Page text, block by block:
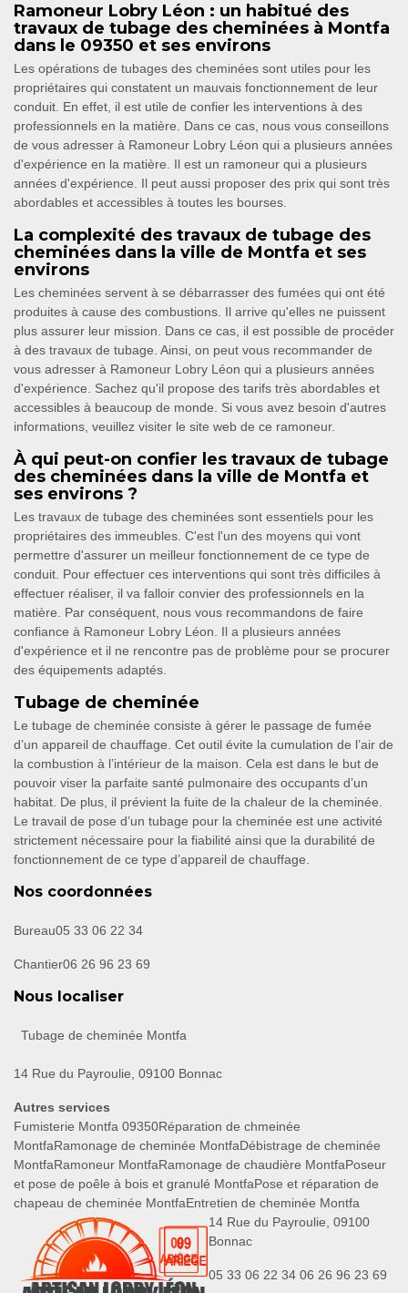
Ramoneur Lobry Léon : un habitué des
travaux de tubage des cheminées à Montfa
dans le 09350 et ses environs
Les opérations de tubages des cheminées sont utiles pour les
propriétaires qui constatent un mauvais fonctionnement de leur
conduit. En effet, il est utile de confier les interventions à des
professionnels en la matière. Dans ce cas, nous vous conseillons
de vous adresser à Ramoneur Lobry Léon qui a plusieurs années
d'expérience en la matière. Il est un ramoneur qui a plusieurs
années d'expérience. Il peut aussi proposer des prix qui sont très
abordables et accessibles à toutes les bourses.
La complexité des travaux de tubage des
cheminées dans la ville de Montfa et ses
environs
Les cheminées servent à se débarrasser des fumées qui ont été
produites à cause des combustions. Il arrive qu'elles ne puissent
plus assurer leur mission. Dans ce cas, il est possible de procéder
à des travaux de tubage. Ainsi, on peut vous recommander de
vous adresser à Ramoneur Lobry Léon qui a plusieurs années
d'expérience. Sachez qu'il propose des tarifs très abordables et
accessibles à beaucoup de monde. Si vous avez besoin d'autres
informations, veuillez visiter le site web de ce ramoneur.
À qui peut-on confier les travaux de tubage
des cheminées dans la ville de Montfa et
ses environs ?
Les travaux de tubage des cheminées sont essentiels pour les
propriétaires des immeubles. C'est l'un des moyens qui vont
permettre d'assurer un meilleur fonctionnement de ce type de
conduit. Pour effectuer ces interventions qui sont très difficiles à
effectuer réaliser, il va falloir convier des professionnels en la
matière. Par conséquent, nous vous recommandons de faire
confiance à Ramoneur Lobry Léon. Il a plusieurs années
d'expérience et il ne rencontre pas de problème pour se procurer
des équipements adaptés.
Tubage de cheminée
Le tubage de cheminée consiste à gérer le passage de fumée
d’un appareil de chauffage. Cet outil évite la cumulation de l’air de
la combustion à l’intérieur de la maison. Cela est dans le but de
pouvoir viser la parfaite santé pulmonaire des occupants d’un
habitat. De plus, il prévient la fuite de la chaleur de la cheminée.
Le travail de pose d’un tubage pour la cheminée est une activité
strictement nécessaire pour la fiabilité ainsi que la durabilité de
fonctionnement de ce type d’appareil de chauffage.
Nos coordonnées
Bureau05 33 06 22 34
Chantier06 26 96 23 69
Nous localiser
Tubage de cheminée Montfa
14 Rue du Payroulie, 09100 Bonnac
Autres services
Fumisterie Montfa 09350Réparation de chmeinée
MontfaRamonage de cheminée MontfaDébistrage de cheminée
MontfaRamoneur MontfaRamonage de chaudière MontfaPoseur
et pose de poêle à bois et granulé MontfaPose et réparation de
chapeau de cheminée MontfaEntretien de cheminée Montfa
14 Rue du Payroulie, 09100
Bonnac
05 33 06 22 34 06 26 96 23 69